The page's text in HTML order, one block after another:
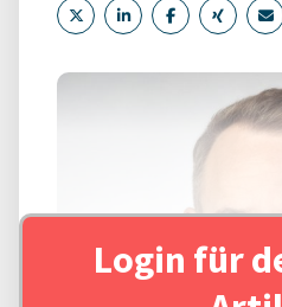
Login für